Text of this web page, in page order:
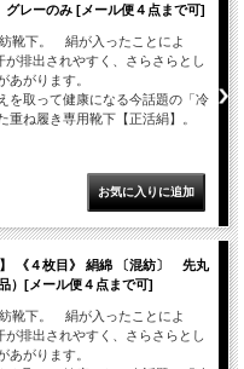
レーのみ [メール便４点まで可]
靴下。 絹が入ったことによ
が排出されやすく、さらさらとし
あがります。
を取って健康になる今話題の「冷
重ね履き専用靴下【正活絹】。
《４枚目》 絹綿 〔混紡〕 先丸
）[メール便４点まで可]
靴下。 絹が入ったことによ
が排出されやすく、さらさらとし
あがります。